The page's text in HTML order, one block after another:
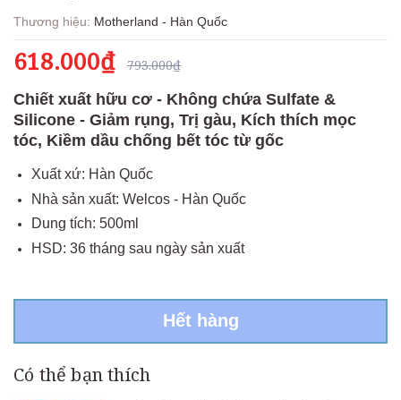
Thương hiệu: Motherland - Hàn Quốc
618.000₫ 793.000₫
Chiết xuất hữu cơ - Không chứa Sulfate &
Silicone - Giảm rụng, Trị gàu, Kích thích mọc
tóc, Kiềm dầu chống bết tóc từ gốc
Xuất xứ: Hàn Quốc
Nhà sản xuất: Welcos - Hàn Quốc
Dung tích: 500ml
HSD: 36 tháng sau ngày sản xuất
Hết hàng
Có thể bạn thích